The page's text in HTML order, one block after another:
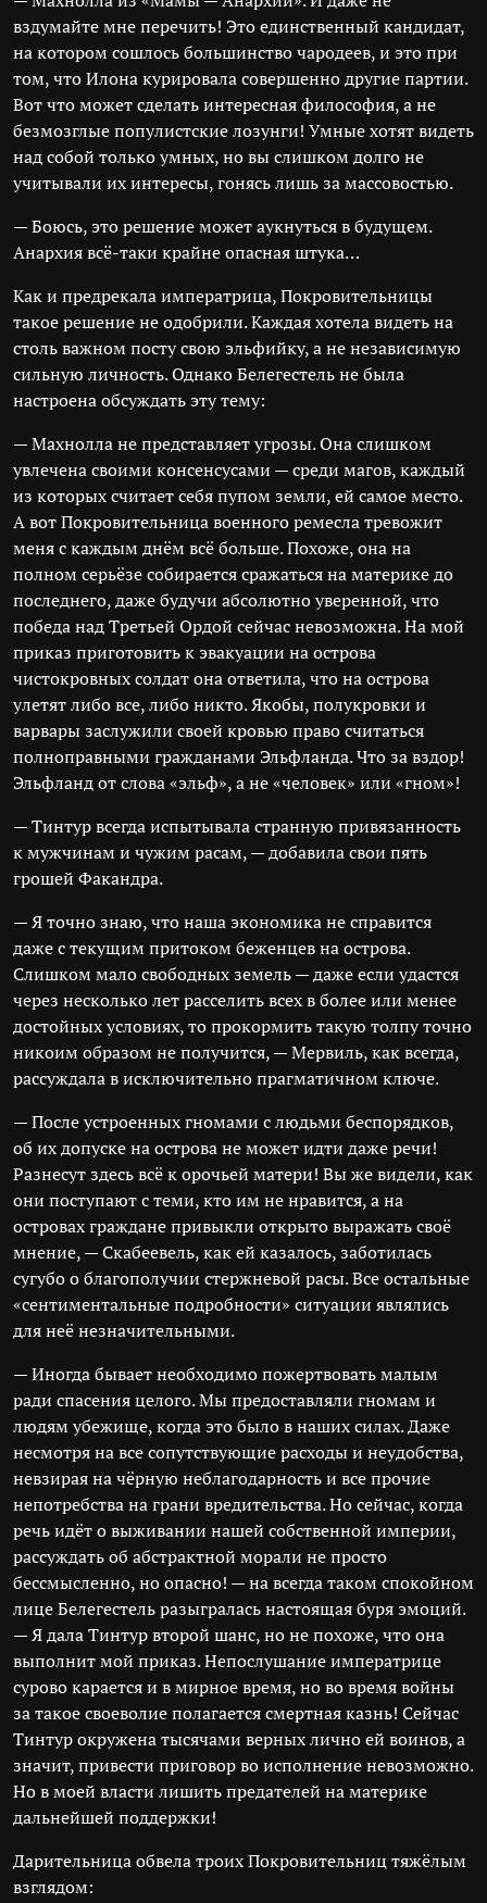
вздумайте мне перечить! Это единственный кандидат,
на котором сошлось большинство чародеев, и это при
том, что Илона курировала совершенно другие партии.
Вот что может сделать интересная философия, а не
безмозглые популистские лозунги! Умные хотят видеть
над собой только умных, но вы слишком долго не
учитывали их интересы, гонясь лишь за массовостью.
— Боюсь, это решение может аукнуться в будущем.
Анархия всё-таки крайне опасная штука…
Как и предрекала императрица, Покровительницы
такое решение не одобрили. Каждая хотела видеть на
столь важном посту свою эльфийку, а не независимую
сильную личность. Однако Белегестель не была
настроена обсуждать эту тему:
— Махнолла не представляет угрозы. Она слишком
увлечена своими консенсусами — среди магов, каждый
из которых считает себя пупом земли, ей самое место.
А вот Покровительница военного ремесла тревожит
меня с каждым днём всё больше. Похоже, она на
полном серьёзе собирается сражаться на материке до
последнего, даже будучи абсолютно уверенной, что
победа над Третьей Ордой сейчас невозможна. На мой
приказ приготовить к эвакуации на острова
чистокровных солдат она ответила, что на острова
улетят либо все, либо никто. Якобы, полукровки и
варвары заслужили своей кровью право считаться
полноправными гражданами Эльфланда. Что за вздор!
Эльфланд от слова «эльф», а не «человек» или «гном»!
— Тинтур всегда испытывала странную привязанность
к мужчинам и чужим расам, — добавила свои пять
грошей Факандра.
— Я точно знаю, что наша экономика не справится
даже с текущим притоком беженцев на острова.
Слишком мало свободных земель — даже если удастся
через несколько лет расселить всех в более или менее
достойных условиях, то прокормить такую толпу точно
никоим образом не получится, — Мервиль, как всегда,
рассуждала в исключительно прагматичном ключе.
— После устроенных гномами с людьми беспорядков,
об их допуске на острова не может идти даже речи!
Разнесут здесь всё к орочьей матери! Вы же видели, как
они поступают с теми, кто им не нравится, а на
островах граждане привыкли открыто выражать своё
мнение, — Скабеевель, как ей казалось, заботилась
сугубо о благополучии стержневой расы. Все остальные
«сентиментальные подробности» ситуации являлись
для неё незначительными.
— Иногда бывает необходимо пожертвовать малым
ради спасения целого. Мы предоставляли гномам и
людям убежище, когда это было в наших силах. Даже
несмотря на все сопутствующие расходы и неудобства,
невзирая на чёрную неблагодарность и все прочие
непотребства на грани вредительства. Но сейчас, когда
речь идёт о выживании нашей собственной империи,
рассуждать об абстрактной морали не просто
бессмысленно, но опасно! — на всегда таком спокойном
лице Белегестель разыгралась настоящая буря эмоций.
— Я дала Тинтур второй шанс, но не похоже, что она
выполнит мой приказ. Непослушание императрице
сурово карается и в мирное время, но во время войны
за такое своеволие полагается смертная казнь! Сейчас
Тинтур окружена тысячами верных лично ей воинов, а
значит, привести приговор во исполнение невозможно.
Но в моей власти лишить предателей на материке
дальнейшей поддержки!
Дарительница обвела троих Покровительниц тяжёлым
взглядом: